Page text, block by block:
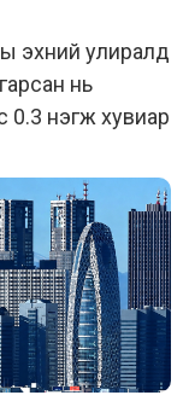
эхний улиралд
нь
0.3 нэгж хувиар